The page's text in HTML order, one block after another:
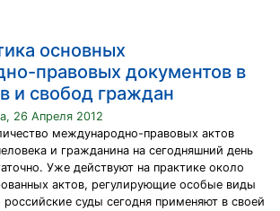
основных
правовых документов в
и свобод граждан
26 Апреля 2012
международно-правовых актов
и гражданина на сегодняшний день
Уже действуют на практике около
актов, регулирующие особые виды
суды сегодня применяют в своей